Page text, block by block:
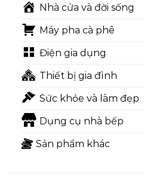
Nhà cửa và đời sống
Máy pha cà phê
Điện gia dụng
Thiết bị gia đình
Sức khỏe và làm đẹp
Dụng cụ nhà bếp
Sản phẩm khác